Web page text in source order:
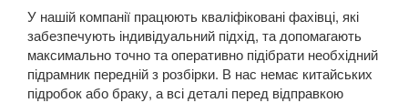
5 Series G30/G31
5 Series G60/G61/G68
У нашій компанії працюють кваліфіковані фахівці, які
забезпечують індивідуальний підхід, та допомагають
максимально точно та оперативно підібрати необхідний
підрамник передній з розбірки. В нас немає китайських
підробок або браку, а всі деталі перед відправкою